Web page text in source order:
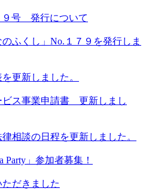
号 発行について
ふくし」No.１７９を発行しま
更新しました。
ビス事業申請書 更新しまし
相談の日程を更新しました。
Party」参加者募集！
だきました